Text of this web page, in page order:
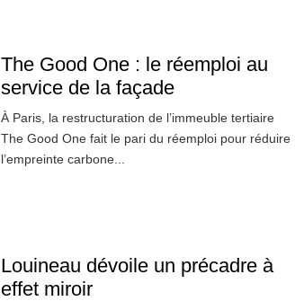
The Good One : le réemploi au
service de la façade
À Paris, la restructuration de l’immeuble tertiaire
The Good One fait le pari du réemploi pour réduire
l’empreinte carbone...
Louineau dévoile un précadre à
effet miroir